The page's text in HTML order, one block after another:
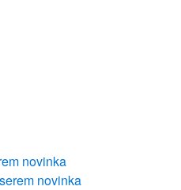
novinka
novinka